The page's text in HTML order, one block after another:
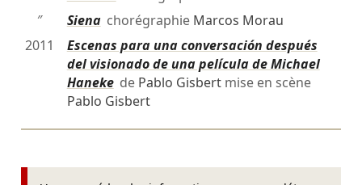
″
Sienachorégraphie Marcos Morau
2011
Escenas para una conversación después
del visionado de una película de Michael
Hanekede Pablo Gisbertmise en scène
Pablo Gisbert